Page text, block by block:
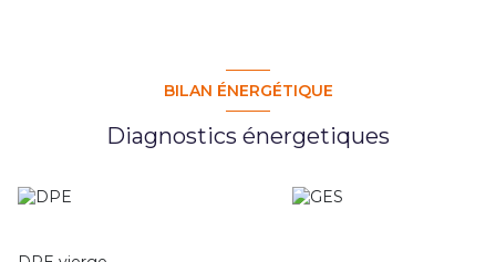
BILAN ÉNERGÉTIQUE
Diagnostics énergetiques